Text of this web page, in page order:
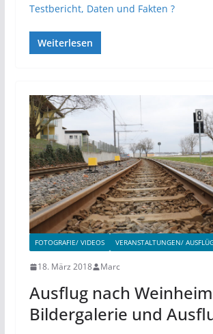
Testbericht, Daten und Fakten ?
Weiterlesen
FOTOGRAFIE/ VIDEOS VERANSTALTUNGEN/
18. März 2018 Marc
Ausflug nach
Bildergalerie und